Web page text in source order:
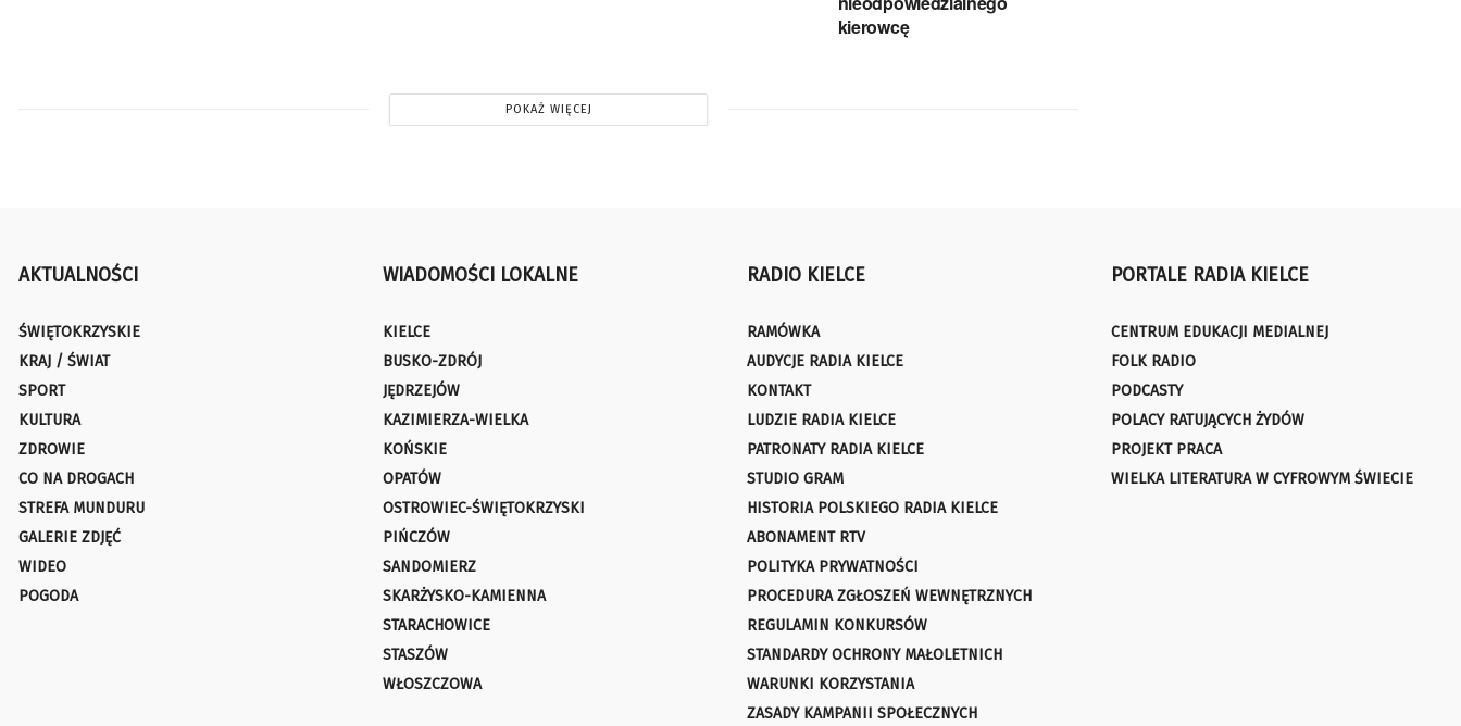
kierowcę
POKAŻ WIĘCEJ
AKTUALNOŚCI
ŚWIĘTOKRZYSKIE
KRAJ / ŚWIAT
SPORT
KULTURA
ZDROWIE
CO NA DROGACH
STREFA MUNDURU
GALERIE ZDJĘĆ
WIDEO
POGODA
WIADOMOŚCI LOKALNE
KIELCE
BUSKO-ZDRÓJ
JĘDRZEJÓW
KAZIMIERZA-WIELKA
KOŃSKIE
OPATÓW
OSTROWIEC-ŚWIĘTOKRZYSKI
PIŃCZÓW
SANDOMIERZ
SKARŻYSKO-KAMIENNA
STARACHOWICE
STASZÓW
WŁOSZCZOWA
RADIO KIELCE
RAMÓWKA
AUDYCJE RADIA KIELCE
KONTAKT
LUDZIE RADIA KIELCE
PATRONATY RADIA KIELCE
STUDIO GRAM
HISTORIA POLSKIEGO RADIA KIELCE
ABONAMENT RTV
POLITYKA PRYWATNOŚCI
PROCEDURA ZGŁOSZEŃ WEWNĘTRZNYCH
REGULAMIN KONKURSÓW
STANDARDY OCHRONY MAŁOLETNICH
WARUNKI KORZYSTANIA
ZASADY KAMPANII SPOŁECZNYCH
PORTALE RADIA KIELCE
CENTRUM EDUKACJI MEDIALNEJ
FOLK RADIO
PODCASTY
POLACY RATUJĄCYCH ŻYDÓW
PROJEKT PRACA
WIELKA LITERATURA W CYFROWYM ŚWIECIE